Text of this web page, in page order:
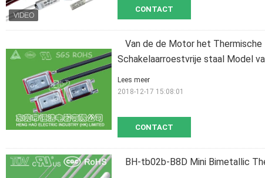
CONTACT
Van de de Motor het Thermische
Schakelaarroestvrije staal Model
CONTACT
Lees meer
2018-12-17 15:08:01
BH-tb02b-B8D Mini Bimetallic